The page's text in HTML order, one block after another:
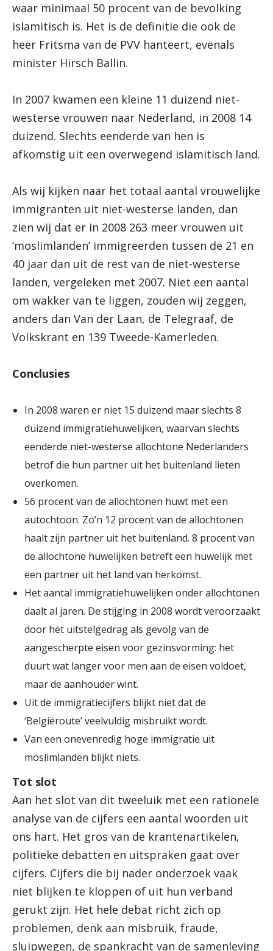
waar minimaal 50 procent van de bevolking
islamitisch is. Het is de definitie die ook de
heer Fritsma van de PVV hanteert, evenals
minister Hirsch Ballin.
In 2007 kwamen een kleine 11 duizend niet-
westerse vrouwen naar Nederland, in 2008 14
duizend. Slechts eenderde van hen is
afkomstig uit een overwegend islamitisch land.
Als wij kijken naar het totaal aantal vrouwelijke
immigranten uit niet-westerse landen, dan
zien wij dat er in 2008 263 meer vrouwen uit
‘moslimlanden’ immigreerden tussen de 21 en
40 jaar dan uit de rest van de niet-westerse
landen, vergeleken met 2007. Niet een aantal
om wakker van te liggen, zouden wij zeggen,
anders dan Van der Laan, de Telegraaf, de
Volkskrant en 139 Tweede-Kamerleden.
Conclusies
In 2008 waren er niet 15 duizend maar slechts 8
duizend immigratiehuwelijken, waarvan slechts
eenderde niet-westerse allochtone Nederlanders
betrof die hun partner uit het buitenland lieten
overkomen.
56 procent van de allochtonen huwt met een
autochtoon. Zo’n 12 procent van de allochtonen
haalt zijn partner uit het buitenland. 8 procent van
de allochtone huwelijken betreft een huwelijk met
een partner uit het land van herkomst.
Het aantal immigratiehuwelijken onder allochtonen
daalt al jaren. De stijging in 2008 wordt veroorzaakt
door het uitstelgedrag als gevolg van de
aangescherpte eisen voor gezinsvorming: het
duurt wat langer voor men aan de eisen voldoet,
maar de aanhouder wint.
Uit de immigratiecijfers blijkt niet dat de
‘Belgiëroute’ veelvuldig misbruikt wordt.
Van een onevenredig hoge immigratie uit
moslimlanden blijkt niets.
Tot slot
Aan het slot van dit tweeluik met een rationele
analyse van de cijfers een aantal woorden uit
ons hart. Het gros van de krantenartikelen,
politieke debatten en uitspraken gaat over
cijfers. Cijfers die bij nader onderzoek vaak
niet blijken te kloppen of uit hun verband
gerukt zijn. Het hele debat richt zich op
problemen, denk aan misbruik, fraude,
sluipwegen, de spankracht van de samenleving